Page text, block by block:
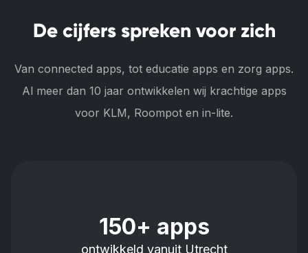
De cijfers spreken voor zich
Van connected apps, tot educatie apps en zorg apps.
Al meer dan 10 jaar ontwikkelen wij krachtige apps
voor KLM, Roompot en in-lite.
150+ apps
ontwikkeld vanuit Utrecht